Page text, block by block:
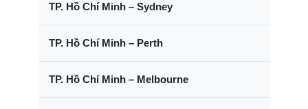
TP. Hồ Chí Minh – Sydney
TP. Hồ Chí Minh – Perth
TP. Hồ Chí Minh – Melbourne